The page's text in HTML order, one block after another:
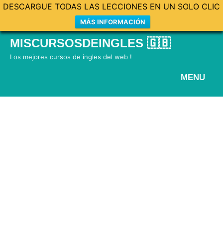
DESCARGUE TODAS LAS LECCIONES EN UN SOLO CLIC
MÁS INFORMACIÓN
SkipMISCURSOSDEINGLES 🇬🇧
Los mejores cursos de ingles del web !
MENU